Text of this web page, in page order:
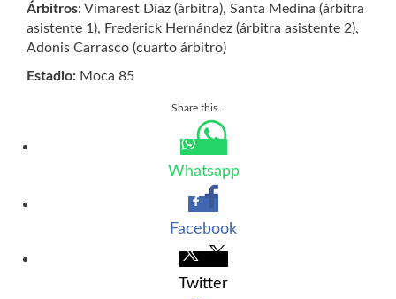
Árbitros:Vimarest Díaz (árbitra), Santa Medina (árbitra
asistente 1), Frederick Hernández (árbitra asistente 2),
Adonis Carrasco (cuarto árbitro)
Estadio: Moca 85
Share this...
Whatsapp
Facebook
Twitter